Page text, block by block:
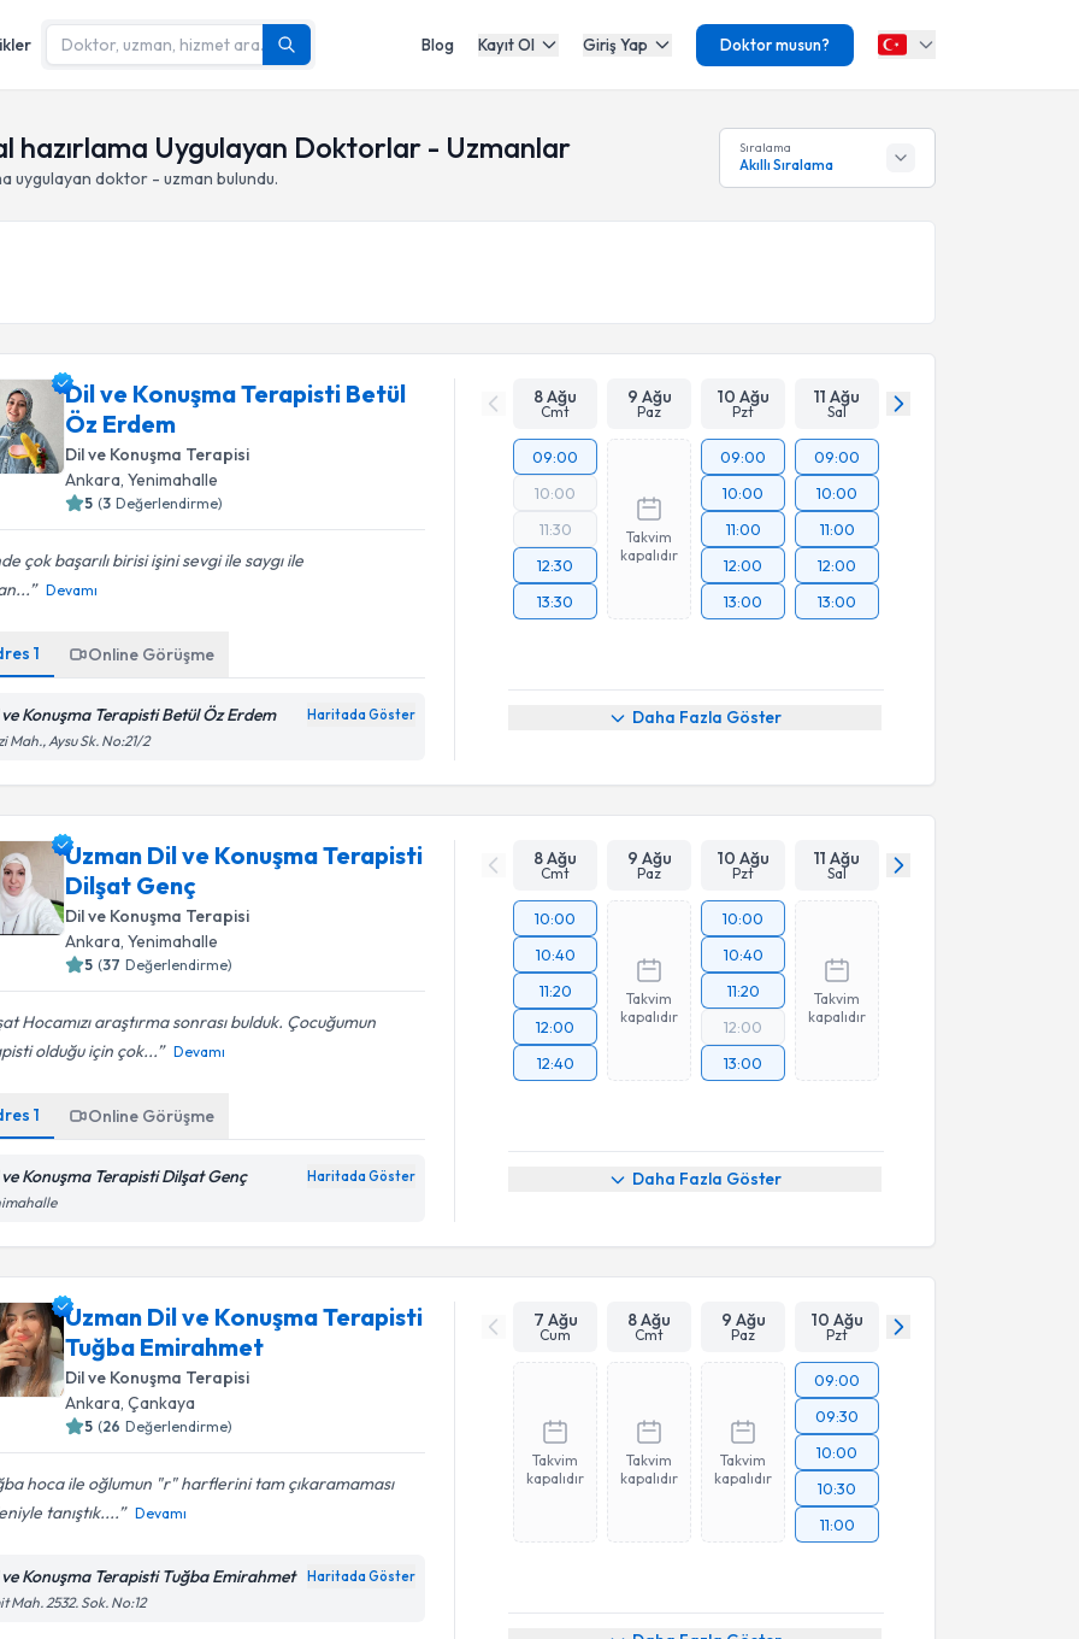
Blog Kayıt Ol Giriş Yap Doktor musun?
hazırlama Uygulayan Doktorlar - Uzmanlar
uygulayan doktor - uzman bulundu.
Sıralama
Akıllı Sıralama
Dil ve Konuşma Terapisti Betül
Öz Erdem
Dil ve Konuşma Terapisi
Ankara,Yenimahalle
5 (3 Değerlendirme)
çok başarılı birisi işini sevgi ile saygı ile
Devamı
1 Online Görüşme
Konuşma Terapisti Betül Öz Erdem Haritada Göster
Mah., Aysu Sk. No:21/2
8 Ağu
Cmt
9 Ağu
Paz
10 Ağu
Pzt
11 Ağu
Sal
09:00
10:00
11:30
12:30
13:30
Takvim
kapalıdır
09:00
10:00
11:00
12:00
13:00
09:00
10:00
11:00
12:00
13:00
Daha Fazla Göster
Uzman Dil ve Konuşma Terapisti
Dilşat Genç
Dil ve Konuşma Terapisi
Ankara,Yenimahalle
5 (37 Değerlendirme)
Hocamızı araştırma sonrası bulduk. Çocuğumun
olduğu için çok...
Devamı
1 Online Görüşme
Konuşma Terapisti Dilşat Genç Haritada Göster
8 Ağu
Cmt
9 Ağu
Paz
10 Ağu
Pzt
11 Ağu
Sal
10:00
10:40
11:20
12:00
12:40
Takvim
kapalıdır
10:00
10:40
11:20
12:00
13:00
Takvim
kapalıdır
Daha Fazla Göster
Uzman Dil ve Konuşma Terapisti
Tuğba Emirahmet
Dil ve Konuşma Terapisi
Ankara,Çankaya
5 (26 Değerlendirme)
hoca ile oğlumun "r" harflerini tam çıkaramaması
tanıştık....
Devamı
Konuşma Terapisti Tuğba Emirahmet Haritada Göster
Mah. 2532. Sok. No:12
7 Ağu
Cum
8 Ağu
Cmt
9 Ağu
Paz
10 Ağu
Pzt
Takvim
kapalıdır
Takvim
kapalıdır
Takvim
kapalıdır
09:00
09:30
10:00
10:30
11:00